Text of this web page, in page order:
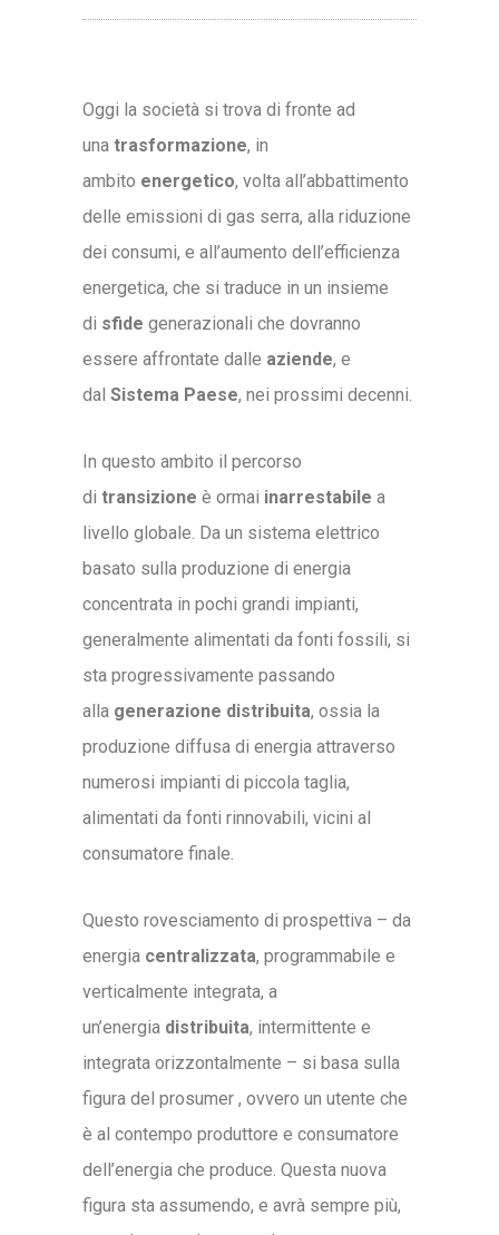
Oggi la società si trova di fronte ad
una trasformazione, in
ambito energetico, volta all’abbattimento
delle emissioni di gas serra, alla riduzione
dei consumi, e all’aumento dell’efficienza
energetica, che si traduce in un insieme
di sfide generazionali che dovranno
essere affrontate dalle aziende, e
dal Sistema Paese, nei prossimi decenni.
In questo ambito il percorso
di transizione è ormai inarrestabile a
livello globale. Da un sistema elettrico
basato sulla produzione di energia
concentrata in pochi grandi impianti,
generalmente alimentati da fonti fossili, si
sta progressivamente passando
alla generazione distribuita, ossia la
produzione diffusa di energia attraverso
numerosi impianti di piccola taglia,
alimentati da fonti rinnovabili, vicini al
consumatore finale.
Questo rovesciamento di prospettiva – da
energia centralizzata, programmabile e
verticalmente integrata, a
un’energia distribuita, intermittente e
integrata orizzontalmente – si basa sulla
figura del prosumer , ovvero un utente che
è al contempo produttore e consumatore
dell’energia che produce. Questa nuova
figura sta assumendo, e avrà sempre più,